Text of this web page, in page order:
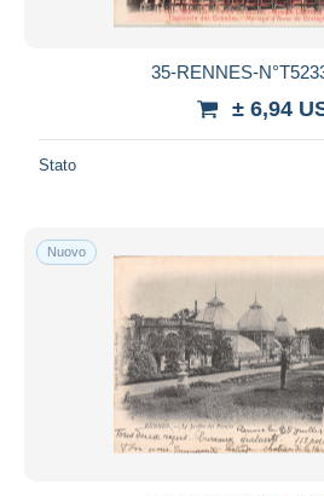
35-RENNES-
± 6,94
Stato
Nuovo